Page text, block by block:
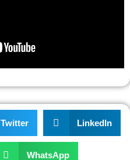
Twitter LinkedIn
WhatsApp